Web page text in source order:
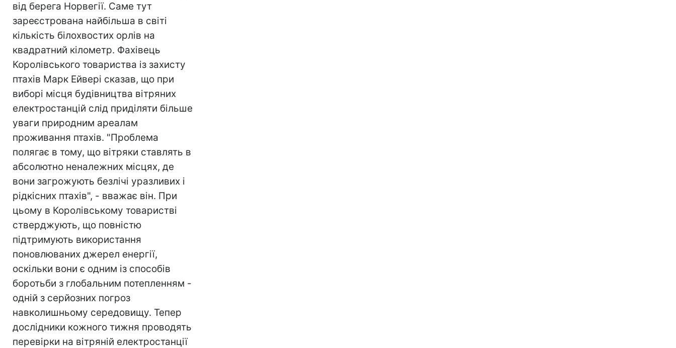
від берега Норвегії. Саме тут
зареєстрована найбільша в світі
кількість білохвостих орлів на
квадратний кілометр. Фахівець
Королівського товариства із захисту
птахів Марк Ейвері сказав, що при
виборі місця будівництва вітряних
електростанцій слід приділяти більше
уваги природним ареалам
проживання птахів. "Проблема
полягає в тому, що вітряки ставлять в
абсолютно неналежних місцях, де
вони загрожують безлічі уразливих і
рідкісних птахів", - вважає він. При
цьому в Королівському товаристві
стверджують, що повністю
підтримують використання
поновлюваних джерел енергії,
оскільки вони є одним із способів
боротьби з глобальним потепленням -
одній з серйозних погроз
навколишньому середовищу. Тепер
дослідники кожного тижня проводять
перевірки на вітряній електростанції